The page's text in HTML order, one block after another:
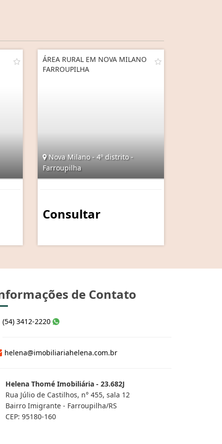
ÁREA RURAL EM NOVA MILANO
FARROUPILHA
Nova Milano - 4º distrito -
Farroupilha
Consultar
de Contato
(54) 3412-2220
helena@imobiliariahelena.com.br
Helena Thomé Imobiliária - 23.682J
Rua Júlio de Castilhos, n° 455, sala 12
Bairro Imigrante - Farroupilha/RS
CEP: 95180-160